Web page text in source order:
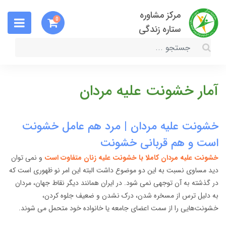
مرکز مشاوره
ستاره زندگی
0
آمار خشونت علیه مردان
خشونت علیه مردان | مرد هم عامل خشونت
است و هم قربانی خشونت
خشونت علیه مردان کاملا با خشونت علیه زنان متفاوت است و نمی توان
دید مساوی نسبت به این دو موضوع داشت البته این امر نو ظهوری است که
در گذشته به آن توجهی نمی شود. در ایران همانند دیگر نقاط جهان، مردان
به دلیل ترس از مسخره شدن، درک نشدن و ضعیف جلوه کردن،
خشونت‌هایی را از سمت اعضای جامعه یا خانواده خود متحمل می شوند.